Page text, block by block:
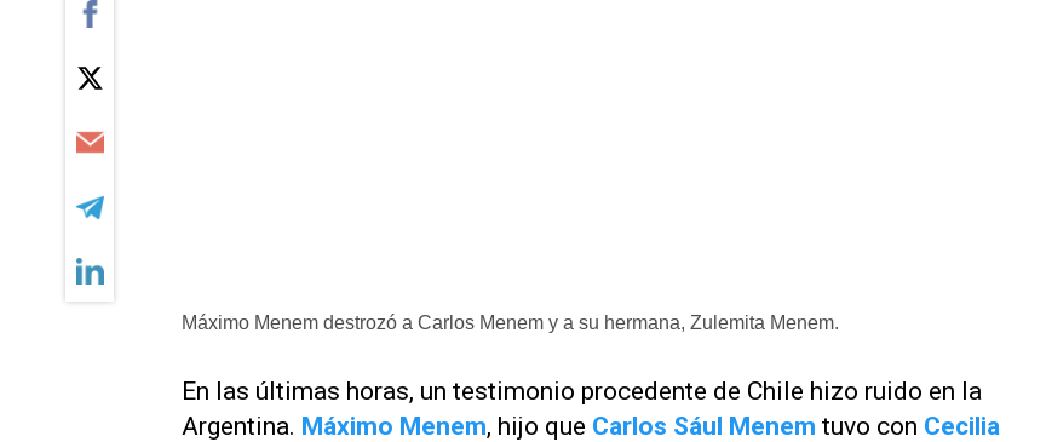
Máximo Menem destrozó a Carlos Menem y a su hermana, Zulemita Menem.
En las últimas horas, un testimonio procedente de Chile hizo ruido en la
Argentina. Máximo Menem, hijo que Carlos Sául Menem tuvo con Cecilia